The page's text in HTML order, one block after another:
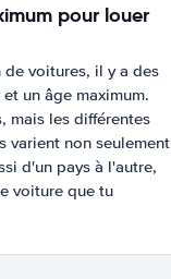
pour louer
voitures, il y a des
un âge maximum.
mais les différentes
varient non seulement
d'un pays à l'autre,
voiture que tu